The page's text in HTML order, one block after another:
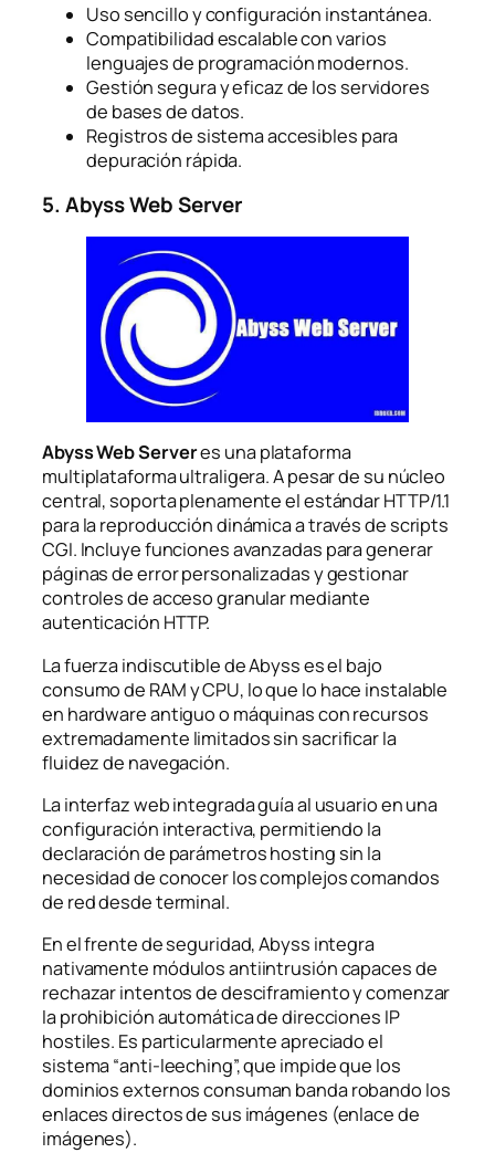
Uso sencillo y configuración instantánea.
Compatibilidad escalable con varios
lenguajes de programación modernos.
Gestión segura y eficaz de los servidores
de bases de datos.
Registros de sistema accesibles para
depuración rápida.
5. Abyss Web Server
Abyss Web Serveres una plataforma
multiplataforma ultraligera. A pesar de su núcleo
central, soporta plenamente el estándar HTTP/1.1
para la reproducción dinámica a través de scripts
CGI. Incluye funciones avanzadas para generar
páginas de error personalizadas y gestionar
controles de acceso granular mediante
autenticación HTTP.
La fuerza indiscutible de Abyss es el bajo
consumo de RAM y CPU, lo que lo hace instalable
en hardware antiguo o máquinas con recursos
extremadamente limitados sin sacrificar la
fluidez de navegación.
La interfaz web integrada guía al usuario en una
configuración interactiva, permitiendo la
declaración de parámetroshostingsin la
necesidad de conocer los complejos comandos
de red desde terminal.
En el frente de seguridad, Abyss integra
nativamente módulos antiintrusión capaces de
rechazar intentos de desciframiento y comenzar
la prohibición automática de direcciones IP
hostiles. Es particularmente apreciado el
sistema “anti-leeching”, que impide que los
dominios externos consuman banda robando los
enlaces directos de sus imágenes (enlace de
imágenes).